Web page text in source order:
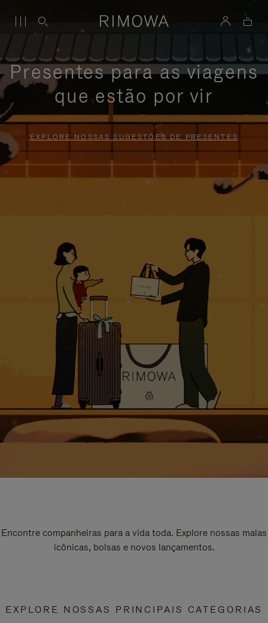
Presentes para as viagens
que estão por vir
EXPLORE NOSSAS SUGESTÕES DE PRESENTES
Encontre companheiras para a vida toda. Explore nossas malas
icônicas, bolsas e novos lançamentos.
EXPLORE NOSSAS PRINCIPAIS CATEGORIAS